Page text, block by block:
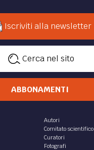
Iscriviti alla newsletter
Cerca nel sito
ABBONAMENTI
Autori
Comitato scientifico
Curatori
Fotografi